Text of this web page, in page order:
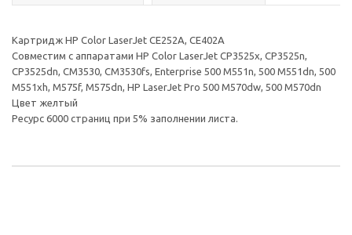
Картридж HP Color LaserJet CE252A, CE402A
Совместим с аппаратами HP Color LaserJet CP3525x, CP3525n,
CP3525dn, CM3530, CM3530fs, Enterprise 500 M551n, 500 M551dn, 500
M551xh, M575f, M575dn, HP LaserJet Pro 500 M570dw, 500 M570dn
Цвет желтый
Ресурс 6000 страниц при 5% заполнении листа.